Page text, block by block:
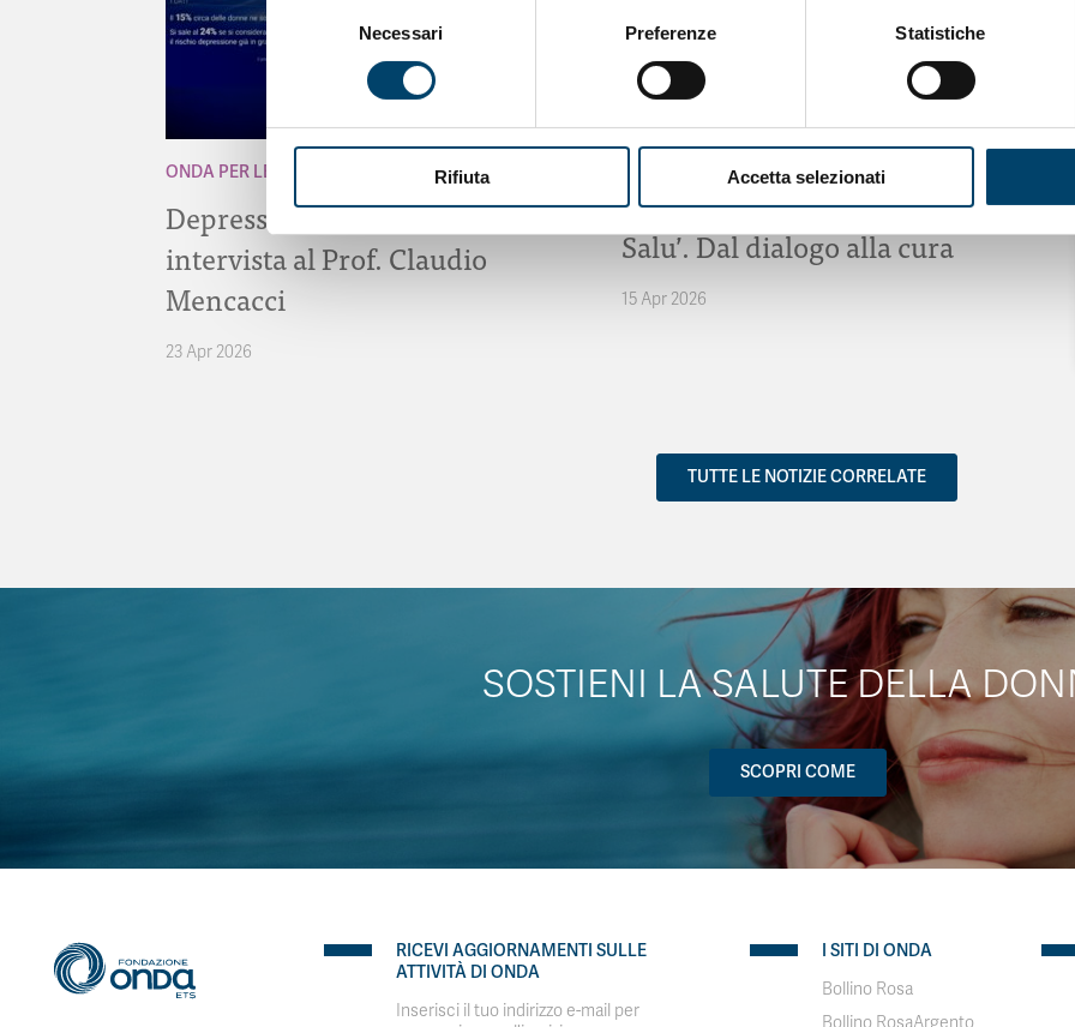
del
consenso
Necessari Preferenze Statistiche
Rifiuta Accetta selezionati
ONDA PER LE DONNE
Depressione Post Partum:
intervista al Prof. Claudio
Mencacci
23 Apr 2026
ONDA PER IL SISTEMA SANITARIO
LE DONNE
Salu’. Dal dialogo alla cura
15 Apr 2026
TUTTE LE NOTIZIE CORRELATE
SOSTIENI LA SALUTE DELLA
SCOPRI COME
RICEVI AGGIORNAMENTI SULLE
ATTIVITÀ DI ONDA
Inserisci il tuo indirizzo e-mail per
I SITI DI ONDA
Bollino Rosa
Bollino RosaArgento